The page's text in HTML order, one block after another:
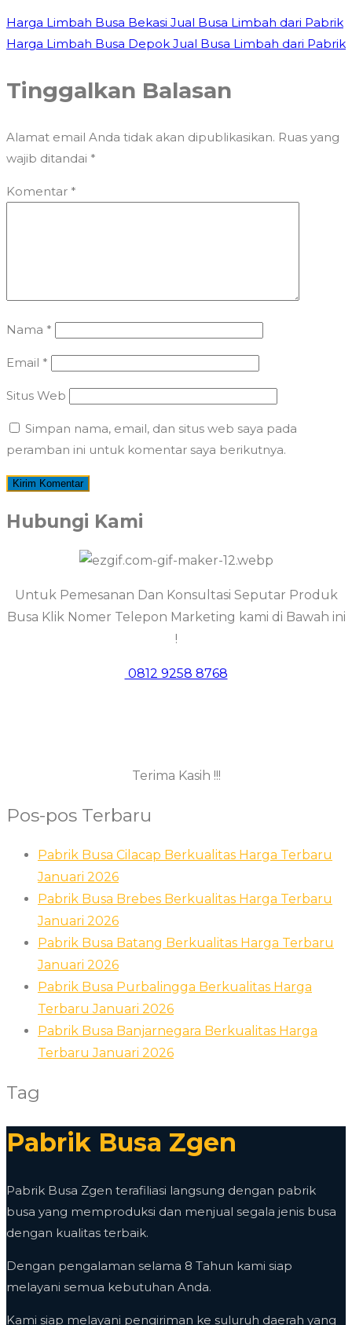
Harga Limbah Busa Bekasi Jual Busa Limbah dari Pabrik
Harga Limbah Busa Depok Jual Busa Limbah dari Pabrik
Tinggalkan Balasan
Alamat email Anda tidak akan dipublikasikan. Ruas yang
wajib ditandai *
Komentar *
Nama *
Email *
Situs Web
Simpan nama, email, dan situs web saya pada
peramban ini untuk komentar saya berikutnya.
Hubungi Kami
Untuk Pemesanan Dan Konsultasi Seputar Produk
Busa Klik Nomer Telepon Marketing kami di Bawah ini
!
0812 9258 8768
Terima Kasih !!!
Pos-pos Terbaru
Pabrik Busa Cilacap Berkualitas Harga Terbaru
Januari 2026
Pabrik Busa Brebes Berkualitas Harga Terbaru
Januari 2026
Pabrik Busa Batang Berkualitas Harga Terbaru
Januari 2026
Pabrik Busa Purbalingga Berkualitas Harga
Terbaru Januari 2026
Pabrik Busa Banjarnegara Berkualitas Harga
Terbaru Januari 2026
Tag
Pabrik Busa Zgen
Pabrik Busa Zgen terafiliasi langsung dengan pabrik
busa yang memproduksi dan menjual segala jenis busa
dengan kualitas terbaik.
Dengan pengalaman selama 8 Tahun kami siap
melayani semua kebutuhan Anda.
Kami siap melayani pengiriman ke suluruh daerah yang